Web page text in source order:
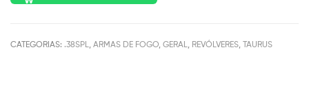
CATEGORIAS: .38SPL ARMAS DE FOGO GERAL REVÓLVERES TAURUS